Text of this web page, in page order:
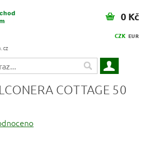
CZK EUR
0 Kč
COTTAGE 50